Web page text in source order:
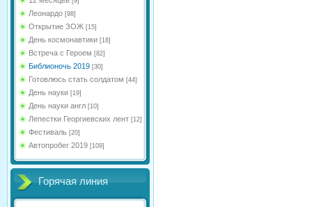
Леонардо [98]
Открытие ЗОЖ [15]
День космонавтики [18]
Встреча с Героем [82]
Библионочь 2019 [30]
Готовлюсь стать солдатом [44]
День науки [19]
День науки англ [10]
Лепестки Георгиевских лент [12]
Фестиваль [20]
Автопробег 2019 [109]
Горячая линия